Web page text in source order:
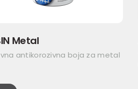
Metal
antikorozivna boja za metal